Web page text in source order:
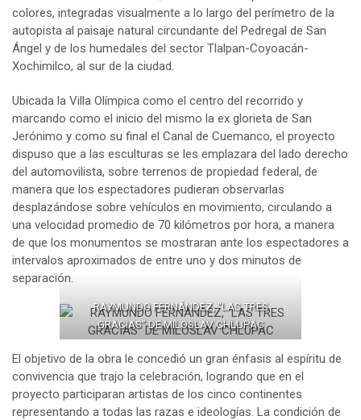
colores, integradas visualmente a lo largo del perímetro de la
autopista al paisaje natural circundante del Pedregal de San
Ángel y de los humedales del sector Tlalpan-Coyoacán-
Xochimilco, al sur de la ciudad.
Ubicada la Villa Olímpica como el centro del recorrido y
marcando como el inicio del mismo la ex glorieta de San
Jerónimo y como su final el Canal de Cuemanco, el proyecto
dispuso que a las esculturas se les emplazara del lado derecho
del automovilista, sobre terrenos de propiedad federal, de
manera que los espectadores pudieran observarlas
desplazándose sobre vehículos en movimiento, circulando a
una velocidad promedio de 70 kilómetros por hora, a manera
de que los monumentos se mostraran ante los espectadores a
intervalos aproximados de entre uno y dos minutos de
separación.
RAYMUNDO FERNÁNDEZ, “LAS TRES
GRACIAS” DE MILOSLAV CHLUPAC
El objetivo de la obra le concedió un gran énfasis al espíritu de
convivencia que trajo la celebración, logrando que en el
proyecto participaran artistas de los cinco continentes
representando a todas las razas e ideologías. La condición de